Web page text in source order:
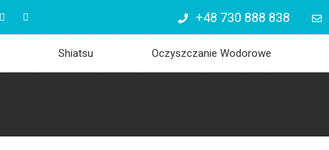
+48 730 888 838
Shiatsu Oczyszczanie Wodorowe